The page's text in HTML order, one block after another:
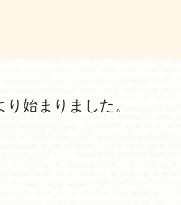
始まりました。